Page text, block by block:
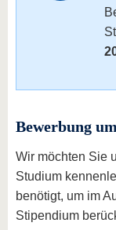
Bewerbung
Wir möchten Sie
Studium
benötigt, um im
Stipendium